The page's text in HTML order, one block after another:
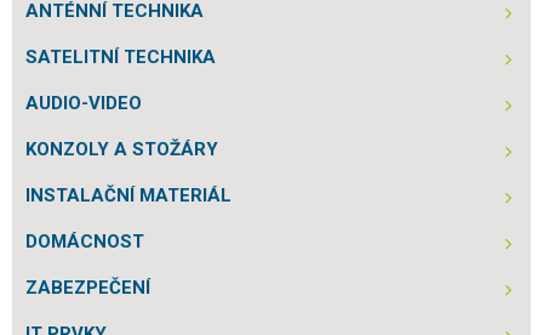
ANTÉNNÍ TECHNIKA
SATELITNÍ TECHNIKA
AUDIO-VIDEO
KONZOLY A STOŽÁRY
INSTALAČNÍ MATERIÁL
DOMÁCNOST
ZABEZPEČENÍ